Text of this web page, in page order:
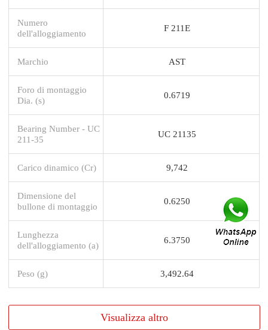
Numero
dell'alloggiamento
F 211E
Marchio AST
Foro di montaggio
Dia. (s)
0.6719
Bearing Number - UC
211-35
UC 21135
Carico dinamico (Cr) 9,742
Dimensione del
bullone di montaggio
0.6250
Lunghezza
dell'alloggiamento (a)
6.3750
Peso (g) 3,492.64
Visualizza altro